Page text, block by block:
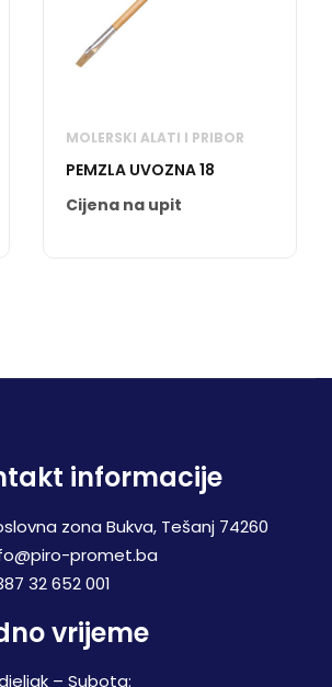
MOLERSKI ALATI I PRIBOR
PEMZLA UVOZNA 18
Cijena na upit
informacije
zona Bukva, Tešanj 74260
promet.ba
32 652 001
vrijeme
– Subota: